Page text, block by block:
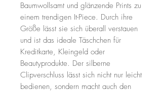
Baumwollsamt und glänzende Prints zu
einem trendigen It-Piece. Durch ihre
Größe lässt sie sich überall verstauen
und ist das ideale Täschchen für
Kreditkarte, Kleingeld oder
Beautyprodukte. Der silberne
Clipverschluss lässt sich nicht nur leicht
bedienen, sondern macht auch den